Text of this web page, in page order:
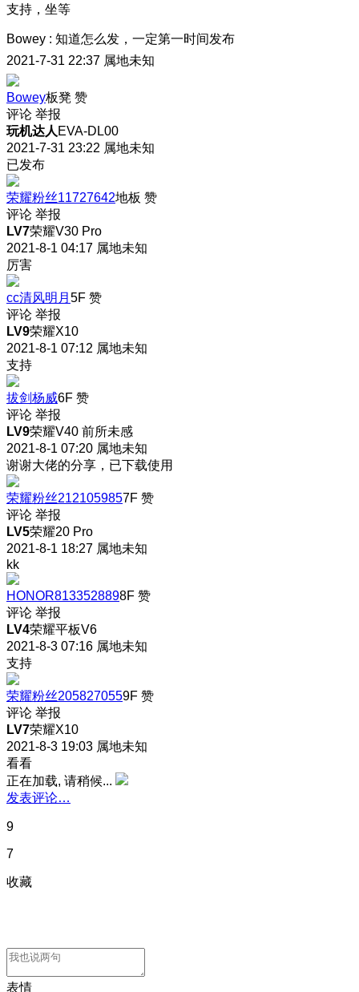
支持，坐等
Bowey : 知道怎么发，一定第一时间发布
2021-7-31 22:37 属地未知
Bowey板凳 赞
评论 举报
玩机达人 EVA-DL00
2021-7-31 23:22 属地未知
已发布
荣耀粉丝11727642地板 赞
评论 举报
LV7荣耀V30 Pro
2021-8-1 04:17 属地未知
厉害
cc清风明月 5F 赞
评论 举报
LV9荣耀X10
2021-8-1 07:12 属地未知
支持
拔剑杨威6F 赞
评论 举报
LV9荣耀V40 前所未感
2021-8-1 07:20 属地未知
谢谢大佬的分享，已下载使用
荣耀粉丝2121059857F 赞
评论 举报
LV5荣耀20 Pro
2021-8-1 18:27 属地未知
kk
HONOR8133528898F 赞
评论 举报
LV4荣耀平板V6
2021-8-3 07:16 属地未知
支持
荣耀粉丝2058270559F 赞
评论 举报
LV7荣耀X10
2021-8-3 19:03 属地未知
看看
正在加载, 请稍候...
发表评论…
9
7
收藏
表情